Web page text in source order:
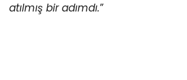
atılmış bir adımdı.”